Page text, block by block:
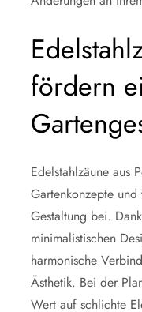
fördern
Edelstahlzäune aus
Gartenkonzepte
Gestaltung bei.
minimalistischen
harmonische
Ästhetik. Bei der
Wert auf schlichte